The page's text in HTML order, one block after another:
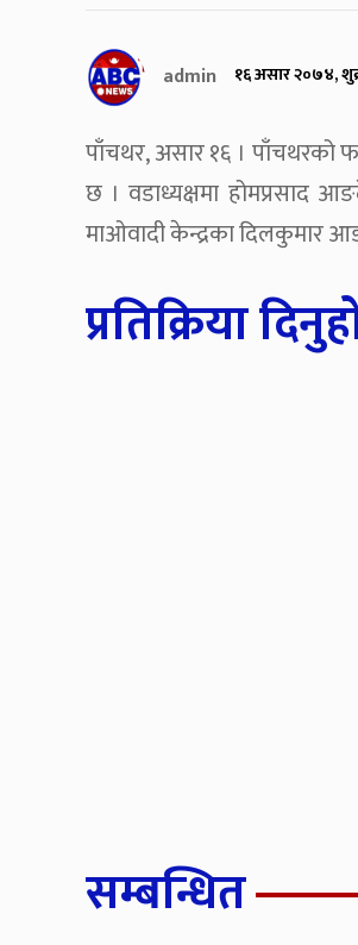
admin १६ असार २०७४,
पाँचथर, असार १६ । पाँचथरको
छ । वडाध्यक्षमा होमप्रसाद
माओवादी केन्द्रका दिलकुमार
प्रतिक्रिया
सम्बन्धित